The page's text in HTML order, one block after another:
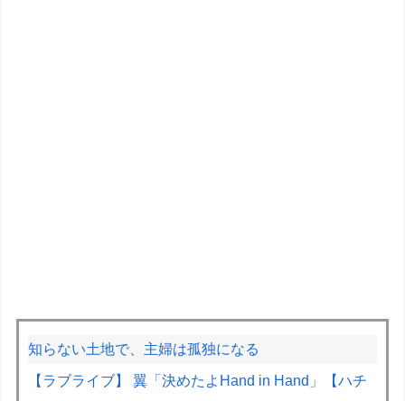
知らない土地で、主婦は孤独になる
【ラブライブ】 翼「決めたよHand in Hand」【ハチ